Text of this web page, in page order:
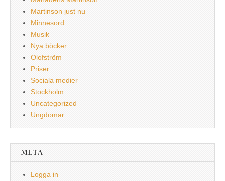
Martinson just nu
Minnesord
Musik
Nya böcker
Olofström
Priser
Sociala medier
Stockholm
Uncategorized
Ungdomar
META
Logga in